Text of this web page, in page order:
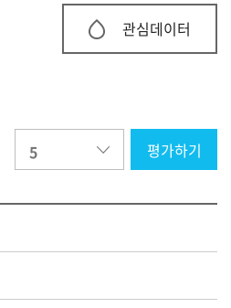
관심데이터